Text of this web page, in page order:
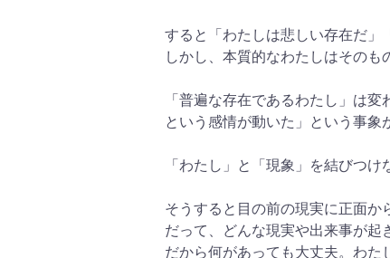
すると「わたしは悲しい存在だ」
しかし、本質的なわたしはそのも
「普遍な存在であるわたし」は
という感情が動いた」という事象
「わたし」と「現象」を結びつけ
そうすると目の前の現実に正面か
だって、どんな現実や出来事が起
だから何があっても大丈夫。わた